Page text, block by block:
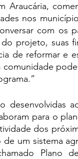
Araucária,
nos
com os
projeto, suas
de reformar e
comunidade
desenvolvidas
para o
dos
um sistema
Plano